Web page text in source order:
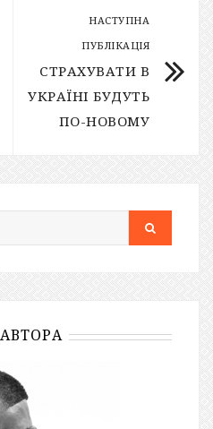
НАСТУПНА
ПУБЛІКАЦІЯ
СТРАХУВАТИ В
УКРАЇНІ БУДУТЬ
ПО-НОВОМУ